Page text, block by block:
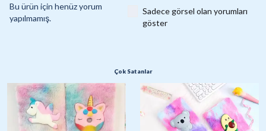
Bu ürün için henüz yorum
yapılmamış.
Sadece görsel olan yorumları
göster
Çok Satanlar